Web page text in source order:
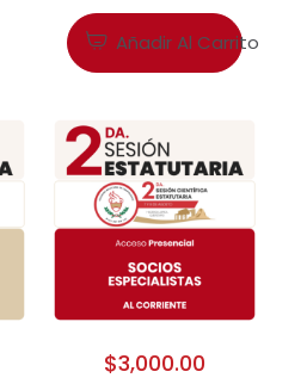
Añadir Al Carrito
$3,000.00